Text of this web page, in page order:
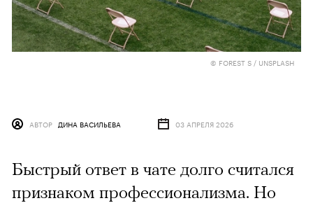
© FOREST S / UNSPLASH
АВТОР ДИНА ВАСИЛЬЕВА 03 АПРЕЛЯ 2026
Быстрый ответ в чате долго считался
признаком профессионализма. Но